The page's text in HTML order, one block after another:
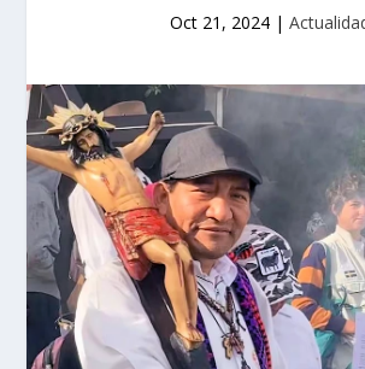
Oct 21, 2024 |